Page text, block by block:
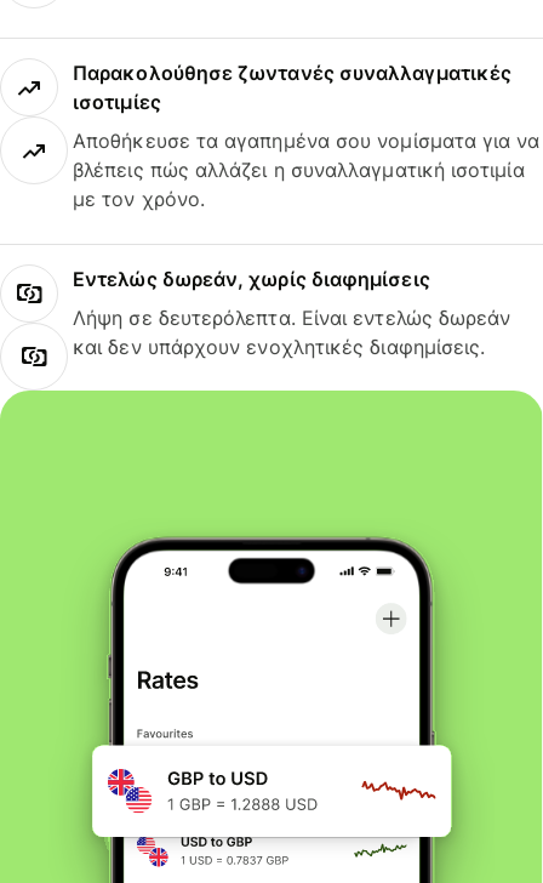
Παρακολούθησε ζωντανές συναλλαγματικές
ισοτιμίες
Αποθήκευσε τα αγαπημένα σου νομίσματα για να
βλέπεις πώς αλλάζει η συναλλαγματική ισοτιμία
με τον χρόνο.
Εντελώς δωρεάν, χωρίς διαφημίσεις
Λήψη σε δευτερόλεπτα. Είναι εντελώς δωρεάν
και δεν υπάρχουν ενοχλητικές διαφημίσεις.